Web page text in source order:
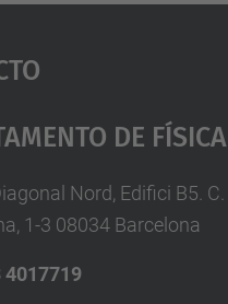
De Física
Nord, Edifici B5. C.
1-3 08034 Barcelona
4017719